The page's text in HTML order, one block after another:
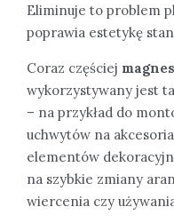
Eliminuje to problem
poprawia estetykę
Coraz częściej
wykorzystywany jest
– na przykład do
uchwytów na
elementów
na szybkie zmiany
wiercenia czy